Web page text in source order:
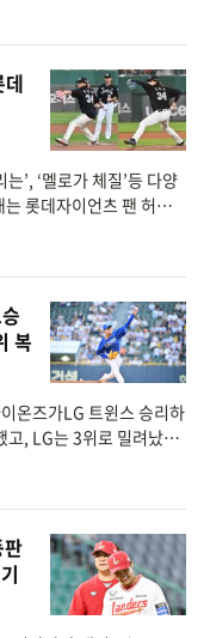
’, ‘멜로가 체질’등 다양
롯데자이언츠 팬 허준
복
온즈가LG 트윈스 승리하
, LG는 3위로 밀려났다.
판